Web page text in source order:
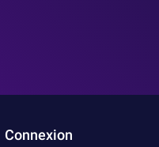
Connexion